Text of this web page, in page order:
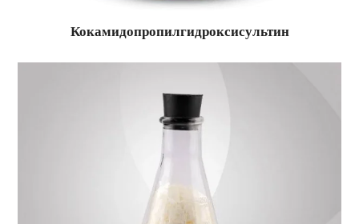
Кокамидопропилгидроксисультин